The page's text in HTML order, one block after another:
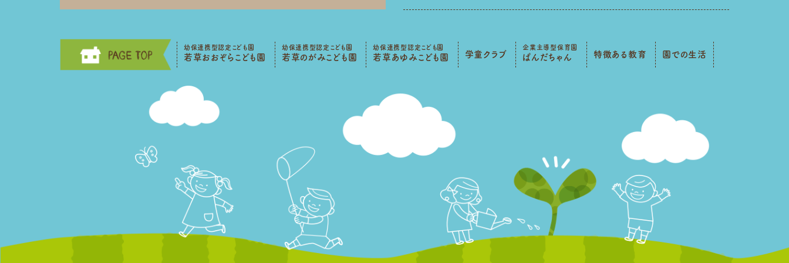
幼保連携型認定こども園
若草おおぞらこども園
幼保連携型認定こども園
若草のがみこども園
幼保連携型認定こども園
若草あゆみこども園 学童クラブ
企業主導型保育園
ぱんだちゃん 特徴ある教育 園での生活